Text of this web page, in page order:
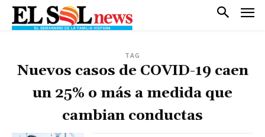
TAG
Nuevos casos de COVID-19 caen
un 25% o más a medida que
cambian conductas